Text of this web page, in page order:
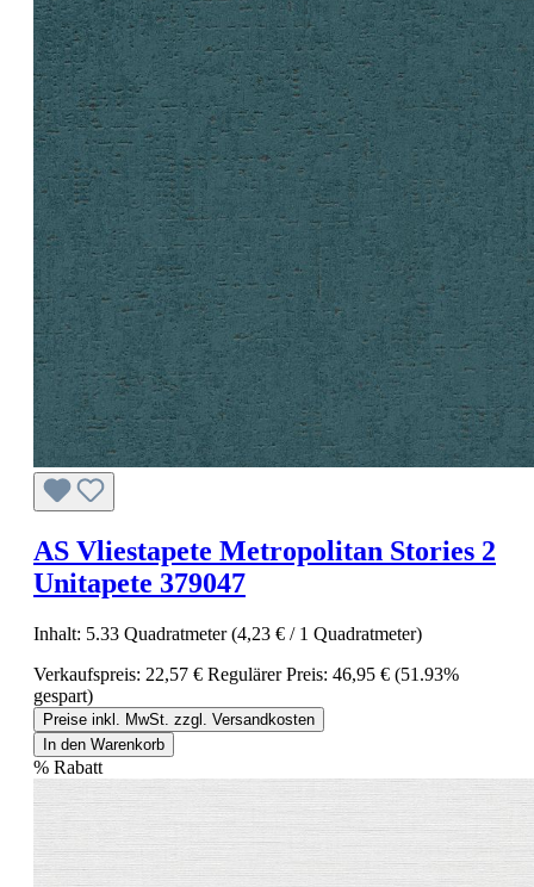
AS Vliestapete Metropolitan Stories 2
Unitapete 379047
Inhalt: 5.33 Quadratmeter(4,23 € / 1 Quadratmeter)
Verkaufspreis: 22,57 € Regulärer Preis: 46,95 € (51.93%
gespart)
Preise inkl. MwSt. zzgl. Versandkosten
In den Warenkorb
% Rabatt